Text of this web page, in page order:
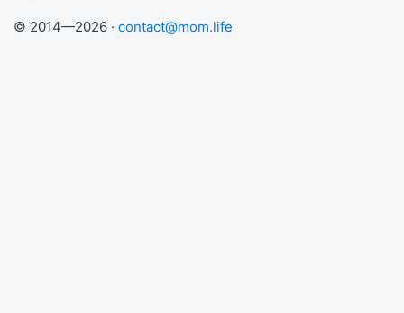
© 2014—2026 · contact@mom.life